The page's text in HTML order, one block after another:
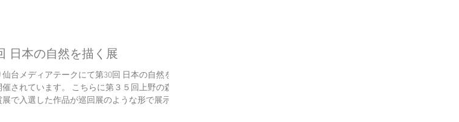
日本の自然を描く展
台メディアテークにて第30回 日本の自然を描
催されています。 こちらに第３５回上野の森美
で入選した作品が巡回展のような形で展示さ